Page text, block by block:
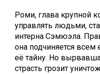
Роми, глава крупной
управлять людьми,
интерна Сэмюэла.
она подчиняется всем
её тайну. Но
страсть грозит